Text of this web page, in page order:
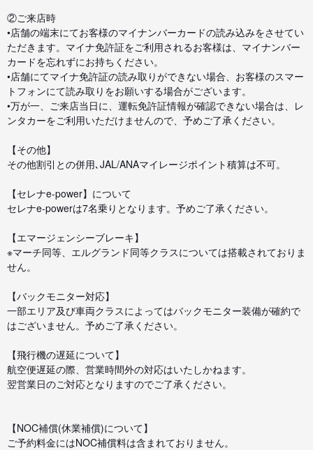
②ご来店時
•店舗の端末にてお客様のマイナンバーカードの読み込みをさせてい
ただきます。マイナ免許証をご利用されるお客様は、マイナンバー
カードを忘れずにお持ちください。
•店舗にてマイナ免許証の読み取りができない場合、お客様のスマー
トフォンにて読み取りをお願いする場合がございます。
•万が一、ご来店当日に、運転免許証情報が確認できない場合は、レ
ンタカーをご利用いただけませんので、予めご了承ください。
【その他】
その他割引との併用､JAL/ANAマイレージポイント積算は不可。
【セレナe-power】について
セレナe-powerは7名乗りとなります。予めご了承ください。
【エマージェンシーブレーキ】
※マーチ同等、エルグランド同等クラスについては搭載されておりま
せん。
【バックモニター対応】
一部エリア及び車両クラスによってはバックモニター装備が確約で
はございません。予めご了承ください。
【飛行機の遅延について】
航空便遅延の際、営業時間外の対応はいたしかねます。
翌営業日のご対応となりますのでご了承ください。
【NOC補償(休業補償)について】
ご予約料金にはNOC補償料は含まれておりません。